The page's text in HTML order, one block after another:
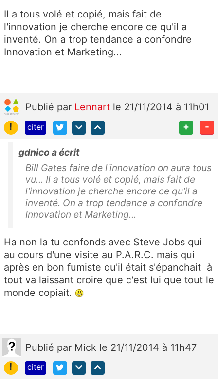
Il a tous volé et copié, mais fait de
l'innovation je cherche encore ce qu'il a
inventé. On a trop tendance a confondre
Innovation et Marketing...
Publié par Lennart le 21/11/2014 à 11h01
!
citer + -
gdnico a écrit
Bill Gates faire de l'innovation on aura tous
vu... Il a tous volé et copié, mais fait de
l'innovation je cherche encore ce qu'il a
inventé. On a trop tendance a confondre
Innovation et Marketing...
Ha non la tu confonds avec Steve Jobs qui
au cours d'une visite au P.A.R.C. mais qui
après en bon fumiste qu'il était s'épanchait à
tout va laissant croire que c'est lui que tout le
monde copiait.
Publié par Mick le 21/11/2014 à 11h47
!
citer